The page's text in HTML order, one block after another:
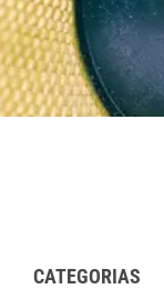
CATEGORIAS